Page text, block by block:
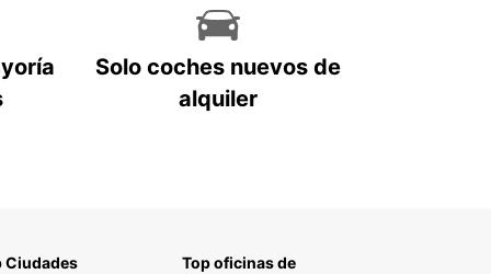
Solo coches nuevos de
alquiler
Ciudades
Top oficinas de